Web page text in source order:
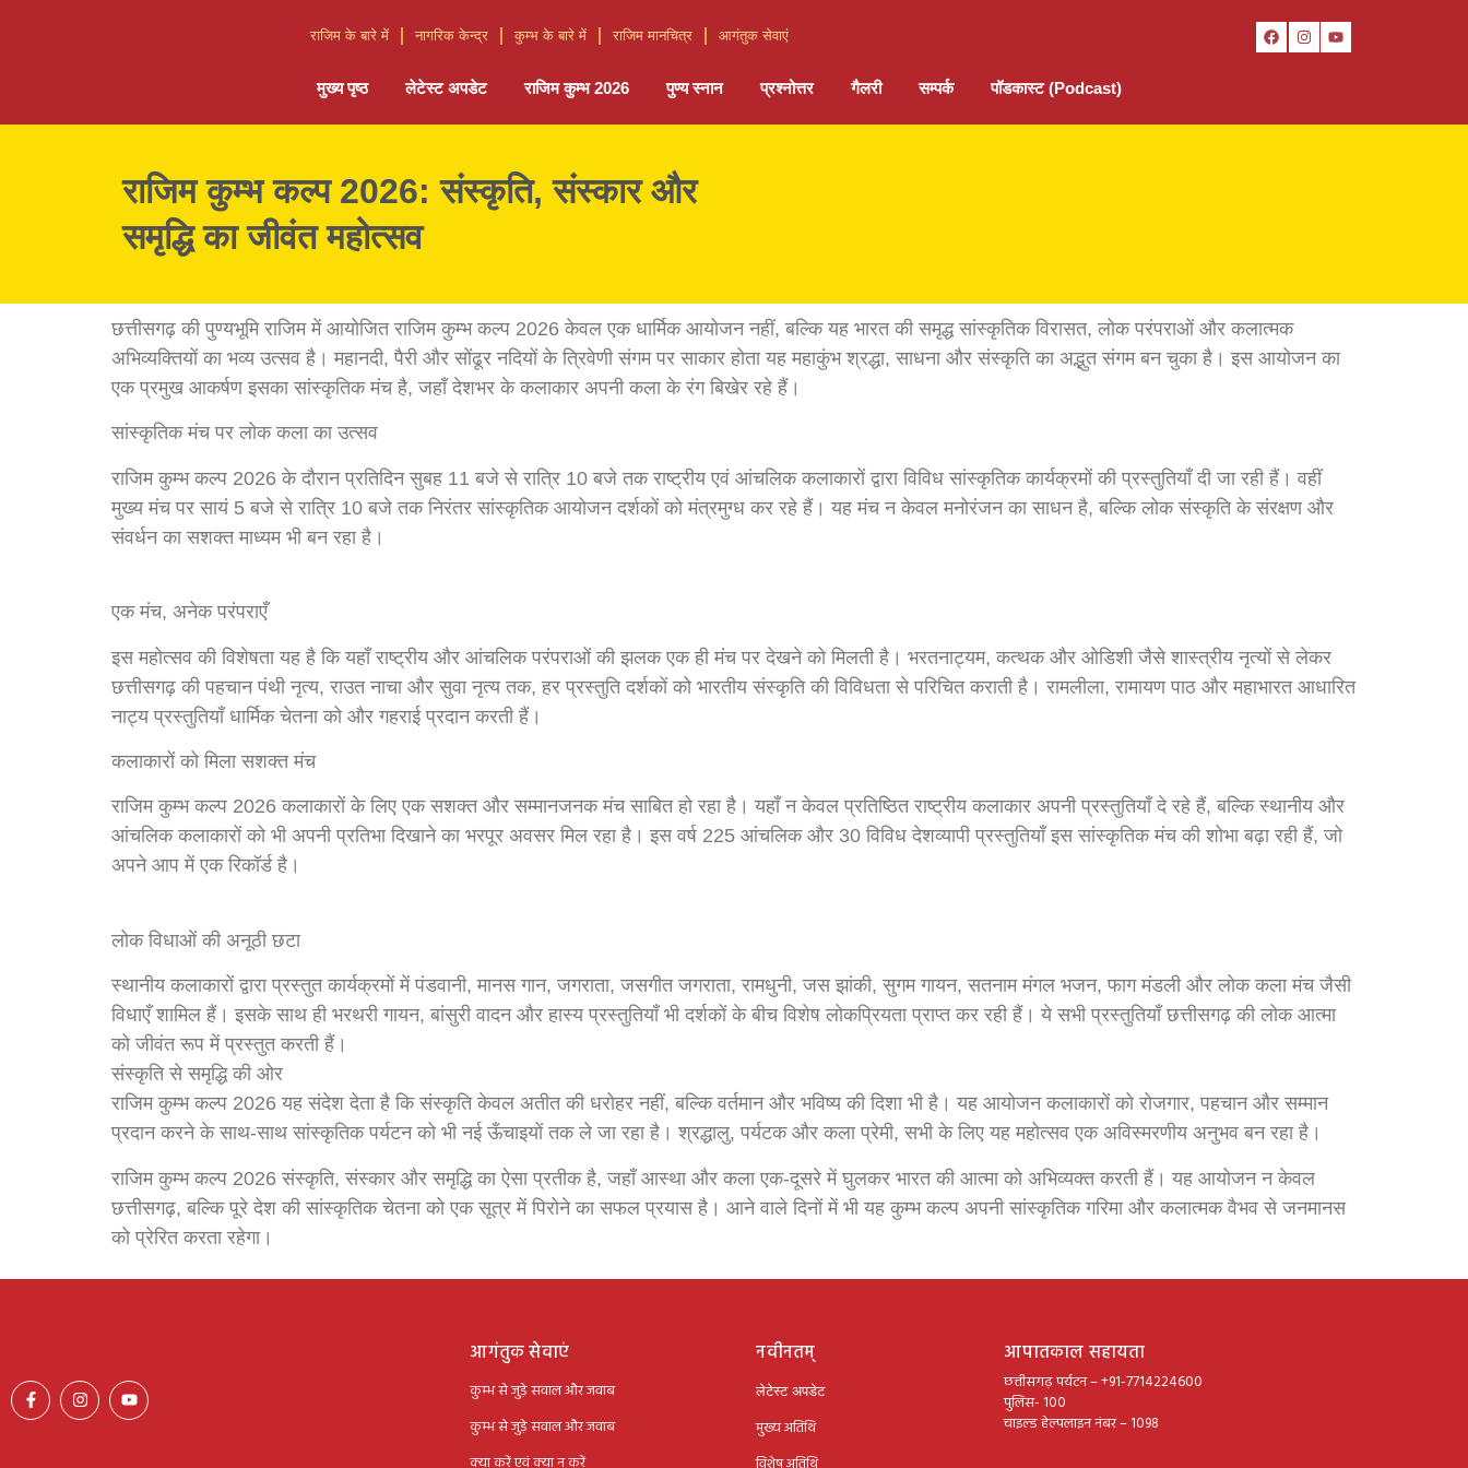
राजिम के बारे में नागरिक केन्द्र कुम्भ के बारे में राजिम मानचित्र आगंतुक सेवाएं
मुख्य पृष्ठ लेटेस्ट अपडेट राजिम कुम्भ 2026 पुण्य स्नान प्रश्नोत्तर गैलरी सम्पर्क पॉडकास्ट (Podcast)
राजिम कुम्भ कल्प 2026: संस्कृति, संस्कार और
समृद्धि का जीवंत महोत्सव
छत्तीसगढ़ की पुण्यभूमि राजिम में आयोजित राजिम कुम्भ कल्प 2026 केवल एक धार्मिक आयोजन नहीं, बल्कि यह भारत की समृद्ध सांस्कृतिक विरासत, लोक परंपराओं और कलात्मक
अभिव्यक्तियों का भव्य उत्सव है। महानदी, पैरी और सोंढूर नदियों के त्रिवेणी संगम पर साकार होता यह महाकुंभ श्रद्धा, साधना और संस्कृति का अद्भुत संगम बन चुका है। इस आयोजन का
एक प्रमुख आकर्षण इसका सांस्कृतिक मंच है, जहाँ देशभर के कलाकार अपनी कला के रंग बिखेर रहे हैं।
सांस्कृतिक मंच पर लोक कला का उत्सव
राजिम कुम्भ कल्प 2026 के दौरान प्रतिदिन सुबह 11 बजे से रात्रि 10 बजे तक राष्ट्रीय एवं आंचलिक कलाकारों द्वारा विविध सांस्कृतिक कार्यक्रमों की प्रस्तुतियाँ दी जा रही हैं। वहीं
मुख्य मंच पर सायं 5 बजे से रात्रि 10 बजे तक निरंतर सांस्कृतिक आयोजन दर्शकों को मंत्रमुग्ध कर रहे हैं। यह मंच न केवल मनोरंजन का साधन है, बल्कि लोक संस्कृति के संरक्षण और
संवर्धन का सशक्त माध्यम भी बन रहा है।
एक मंच, अनेक परंपराएँ
इस महोत्सव की विशेषता यह है कि यहाँ राष्ट्रीय और आंचलिक परंपराओं की झलक एक ही मंच पर देखने को मिलती है। भरतनाट्यम, कत्थक और ओडिशी जैसे शास्त्रीय नृत्यों से लेकर
छत्तीसगढ़ की पहचान पंथी नृत्य, राउत नाचा और सुवा नृत्य तक, हर प्रस्तुति दर्शकों को भारतीय संस्कृति की विविधता से परिचित कराती है। रामलीला, रामायण पाठ और महाभारत आधारित
नाट्य प्रस्तुतियाँ धार्मिक चेतना को और गहराई प्रदान करती हैं।
कलाकारों को मिला सशक्त मंच
राजिम कुम्भ कल्प 2026 कलाकारों के लिए एक सशक्त और सम्मानजनक मंच साबित हो रहा है। यहाँ न केवल प्रतिष्ठित राष्ट्रीय कलाकार अपनी प्रस्तुतियाँ दे रहे हैं, बल्कि स्थानीय और
आंचलिक कलाकारों को भी अपनी प्रतिभा दिखाने का भरपूर अवसर मिल रहा है। इस वर्ष 225 आंचलिक और 30 विविध देशव्यापी प्रस्तुतियाँ इस सांस्कृतिक मंच की शोभा बढ़ा रही हैं, जो
अपने आप में एक रिकॉर्ड है।
लोक विधाओं की अनूठी छटा
स्थानीय कलाकारों द्वारा प्रस्तुत कार्यक्रमों में पंडवानी, मानस गान, जगराता, जसगीत जगराता, रामधुनी, जस झांकी, सुगम गायन, सतनाम मंगल भजन, फाग मंडली और लोक कला मंच जैसी
विधाएँ शामिल हैं। इसके साथ ही भरथरी गायन, बांसुरी वादन और हास्य प्रस्तुतियाँ भी दर्शकों के बीच विशेष लोकप्रियता प्राप्त कर रही हैं। ये सभी प्रस्तुतियाँ छत्तीसगढ़ की लोक आत्मा
को जीवंत रूप में प्रस्तुत करती हैं।
संस्कृति से समृद्धि की ओर
राजिम कुम्भ कल्प 2026 यह संदेश देता है कि संस्कृति केवल अतीत की धरोहर नहीं, बल्कि वर्तमान और भविष्य की दिशा भी है। यह आयोजन कलाकारों को रोजगार, पहचान और सम्मान
प्रदान करने के साथ-साथ सांस्कृतिक पर्यटन को भी नई ऊँचाइयों तक ले जा रहा है। श्रद्धालु, पर्यटक और कला प्रेमी, सभी के लिए यह महोत्सव एक अविस्मरणीय अनुभव बन रहा है।
राजिम कुम्भ कल्प 2026 संस्कृति, संस्कार और समृद्धि का ऐसा प्रतीक है, जहाँ आस्था और कला एक-दूसरे में घुलकर भारत की आत्मा को अभिव्यक्त करती हैं। यह आयोजन न केवल
छत्तीसगढ़, बल्कि पूरे देश की सांस्कृतिक चेतना को एक सूत्र में पिरोने का सफल प्रयास है। आने वाले दिनों में भी यह कुम्भ कल्प अपनी सांस्कृतिक गरिमा और कलात्मक वैभव से जनमानस
को प्रेरित करता रहेगा।
आगंतुक सेवाएं
कुम्भ से जुड़े सवाल और जवाब
कुम्भ से जुड़े सवाल और जवाब
क्या करें एवं क्या न करें
नवीनतम्
लेटेस्ट अपडेट
मुख्य अतिथि
आपातकाल सहायता
छत्तीसगढ़ पर्यटन – +91-7714224600
पुलिस- 100
चाइल्ड हेल्पलाइन नंबर – 1098